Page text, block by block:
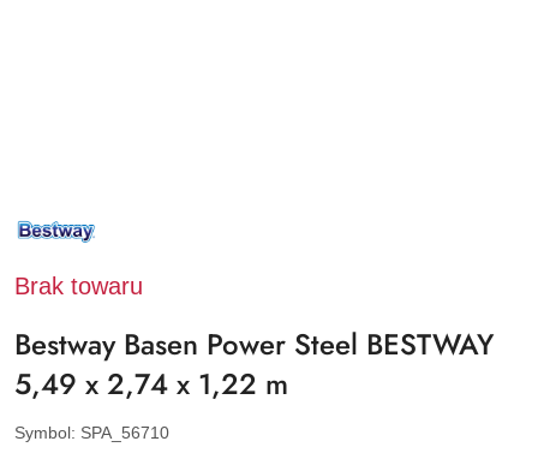
NAZWA
PRODUCENTA:
Brak towaru
Bestway Basen Power Steel BESTWAY
5,49 x 2,74 x 1,22 m
Symbol: SPA_56710